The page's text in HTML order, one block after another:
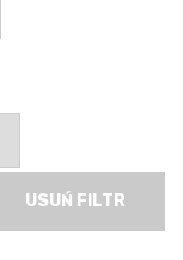
USUŃ FILTR